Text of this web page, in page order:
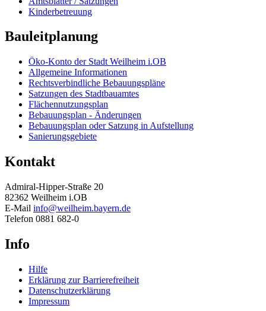
Kinderbetreuung
Bauleitplanung
Öko-Konto der Stadt Weilheim i.OB
Allgemeine Informationen
Rechtsverbindliche Bebauungspläne
Satzungen des Stadtbauamtes
Flächennutzungsplan
Bebauungsplan - Änderungen
Bebauungsplan oder Satzung in Aufstellung
Sanierungsgebiete
Kontakt
Admiral-Hipper-Straße 20
82362 Weilheim i.OB
E-Mail info@weilheim.bayern.de
Telefon 0881 682-0
Info
Hilfe
Erklärung zur Barrierefreiheit
Datenschutzerklärung
Impressum